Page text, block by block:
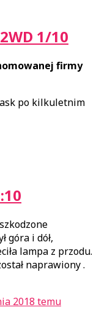
1/10
firmy
po kilkuletnim
góra i dół,
lampa z przodu.
naprawiony .
2018 temu